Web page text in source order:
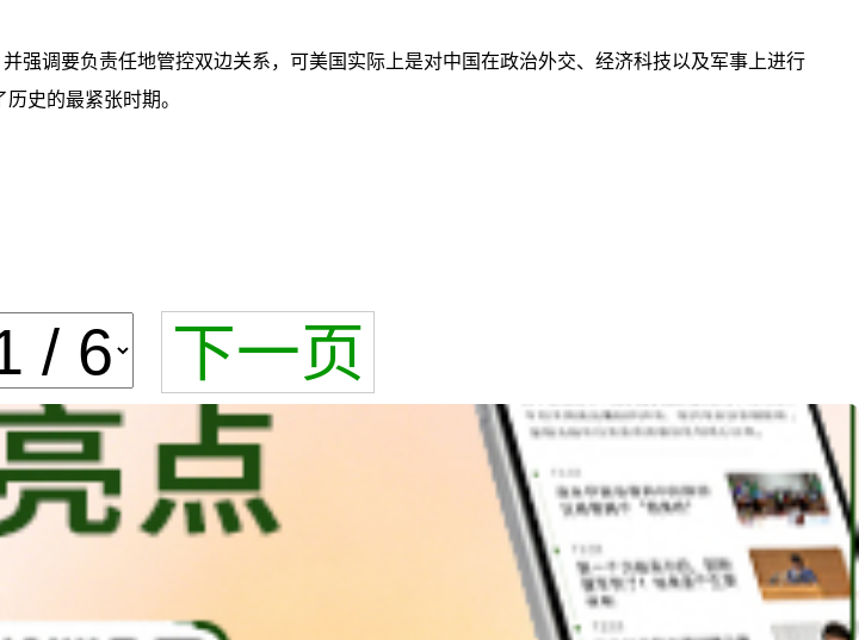
强调要负责任地管控双边关系，可美国实际上是对中国在政治外交、经济科技以及军事上进行
史的最紧张时期。
下一页